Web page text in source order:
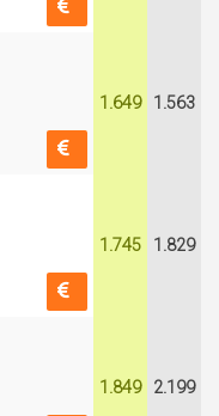
1.649 1.563
1.745 1.829
1.849 2.199